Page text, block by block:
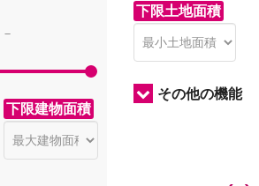
下限土地面積
その他の機能
-
下限建物面積